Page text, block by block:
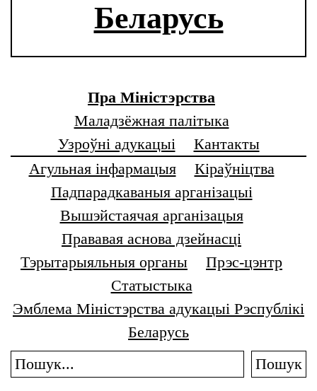
Беларусь
Пра Міністэрства
Маладзёжная палітыка
Узроўні адукацыі
Кантакты
Агульная інфармацыя
Кіраўніцтва
Падпарадкаваныя арганізацыі
Вышэйстаячая арганізацыя
Прававая аснова дзейнасці
Тэрытарыяльныя органы
Прэс-цэнтр
Статыстыка
Эмблема Міністэрства адукацыі Рэспублікі
Беларусь
Пошук